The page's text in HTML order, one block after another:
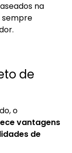
na
sempre
de
o
vantagens
de